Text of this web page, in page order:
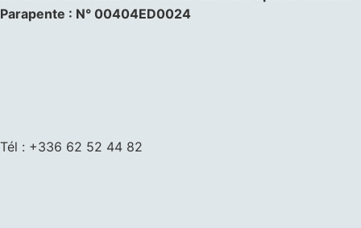
Parapente : N° 00404ED0024
Tél : +336 62 52 44 82